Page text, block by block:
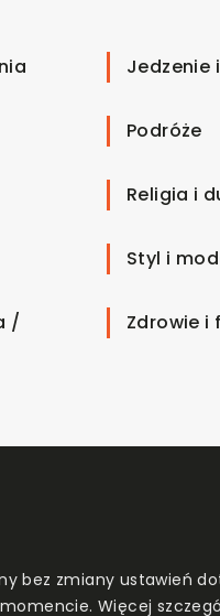
Jedzenie
Podróże
Religia i
Styl i
/
Zdrowie i
bez zmiany ustawień
Więcej